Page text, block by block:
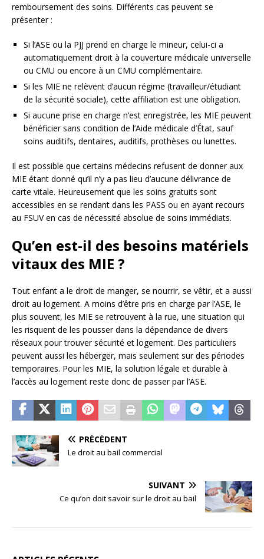
remboursement des soins. Différents cas peuvent se
présenter :
Si l’ASE ou la PJJ prend en charge le mineur, celui-ci a
automatiquement droit à la couverture médicale universelle
ou CMU ou encore à un CMU complémentaire.
Si les MIE ne relèvent d’aucun régime (travailleur/étudiant
de la sécurité sociale), cette affiliation est une obligation.
Si aucune prise en charge n’est enregistrée, les MIE peuvent
bénéficier sans condition de l’Aide médicale d’État, sauf
soins auditifs, dentaires, auditifs, prothèses ou lunettes.
Il est possible que certains médecins refusent de donner aux
MIE étant donné qu’il n’y a pas lieu d’aucune délivrance de
carte vitale. Heureusement que les soins gratuits sont
accessibles en se rendant dans les PASS ou en ayant recours
au FSUV en cas de nécessité absolue de soins immédiats.
Qu’en est-il des besoins matériels
vitaux des MIE ?
Tout enfant a le droit de manger, se nourrir, se vêtir, et a aussi
droit au logement. A moins d’être pris en charge par l’ASE, le
plus souvent, les MIE se retrouvent à la rue, une situation qui
les risquent de les pousser dans la dépendance de divers
réseaux pour trouver sécurité et logement. Des particuliers
peuvent aussi les héberger, mais seulement sur des périodes
temporaires. Pour les MIE, la solution légale et durable à
l’accès au logement reste donc de passer par l’ASE.
PRÉCÉDENT
Le droit au bail commercial
SUIVANT
Ce qu’on doit savoir sur le droit au bail